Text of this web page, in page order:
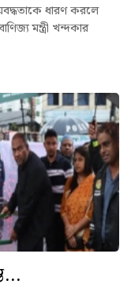
ধারণ করলে
মন্ত্রী খন্দকার